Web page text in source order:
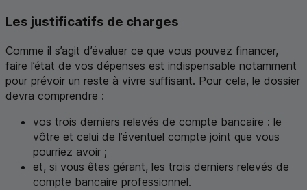
Les justificatifs de charges
Comme il s’agit d’évaluer ce que vous pouvez financer,
faire l’état de vos dépenses est indispensable notamment
pour prévoir un reste à vivre suffisant. Pour cela, le dossier
devra comprendre :
vos trois derniers relevés de compte bancaire : le
vôtre et celui de l’éventuel compte joint que vous
pourriez avoir ;
et, si vous êtes gérant, les trois derniers relevés de
compte bancaire professionnel.